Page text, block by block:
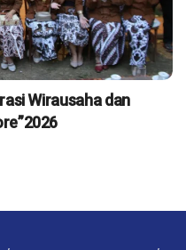
Wirausaha dan